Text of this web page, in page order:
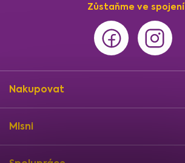
Zůstaňme ve spojení
Nakupovat
Mlsni